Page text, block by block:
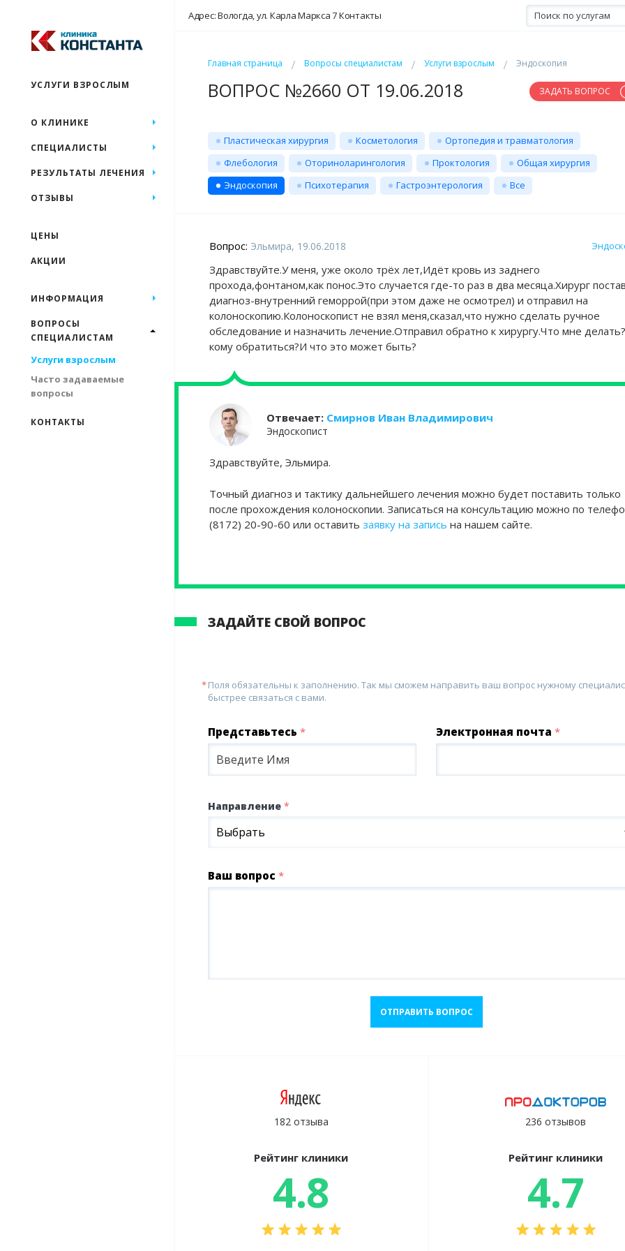
Адрес: Вологда, ул. Карла Маркса 7Контакты
Главная страница Вопросы специалистам Услуги взрослым Эндоскопия
ВОПРОС №2660 ОТ 19.06.2018 ЗАДАТЬ ВОПРОС
Пластическая хирургия Косметология
Ортопедия и травматология
Флебология
Оториноларингология Проктология
Общая хирургия
Эндоскопия
Психотерапия Гастроэнтерология Все
Вопрос: Эльмира, 19.06.2018
Здравствуйте.У меня, уже около трёх лет,Идёт кровь из заднего
прохода,фонтаном,как понос.Это случается где-то раз в два месяца.Хирург
диагноз-внутренний геморрой(при этом даже не осмотрел) и отправил на
колоноскопию.Колоноскопист не взял меня,сказал,что нужно сделать ручное
обследование и назначить лечение.Отправил обратно к хирургу.Что мне
кому обратиться?И что это может быть?
Отвечает: Смирнов Иван Владимирович
Эндоскопист
Здравствуйте, Эльмира.
Точный диагноз и тактику дальнейшего лечения можно будет поставить только
после прохождения колоноскопии. Записаться на консультацию можно по
(8172) 20-90-60 или оставить заявку на запись на нашем сайте.
ЗАДАЙТЕ СВОЙ ВОПРОС
Поля обязательны к заполнению. Так мы сможем направить ваш вопрос нужному
быстрее связаться с вами.
Представьтесь * Электронная почта*
Направление *
Выбрать
Ваш вопрос *
ОТПРАВИТЬ ВОПРОС
182 отзыва
Рейтинг клиники
4.8
236 отзывов
Рейтинг клиники
4.7
УСЛУГИ ВЗРОСЛЫМ
О КЛИНИКЕ
СПЕЦИАЛИСТЫ
РЕЗУЛЬТАТЫ ЛЕЧЕНИЯ
ОТЗЫВЫ
ЦЕНЫ
АКЦИИ
ИНФОРМАЦИЯ
ВОПРОСЫ
СПЕЦИАЛИСТАМ
Услуги взрослым
Часто задаваемые
вопросы
КОНТАКТЫ